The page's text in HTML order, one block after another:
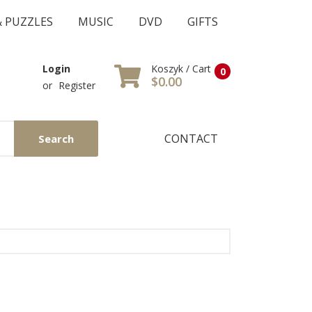
PUZZLES MUSIC DVD GIFTS
Login
or Register
0
Koszyk / Cart
$0.00
Search CONTACT